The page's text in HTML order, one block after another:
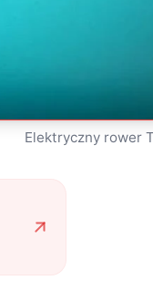
Elektryczny rower